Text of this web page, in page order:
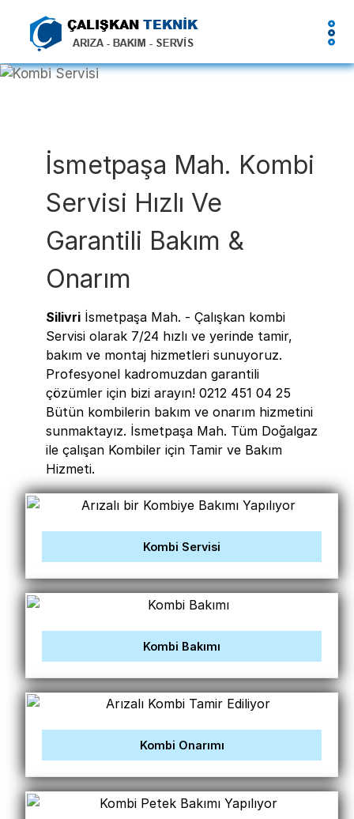
İsmetpaşa Mah. Kombi
Servisi Hızlı Ve
Garantili Bakım &
Onarım
Silivri İsmetpaşa Mah. - Çalışkan kombi
Servisi olarak 7/24 hızlı ve yerinde tamir,
bakım ve montaj hizmetleri sunuyoruz.
Profesyonel kadromuzdan garantili
çözümler için bizi arayın! 0212 451 04 25
Bütün kombilerin bakım ve onarım hizmetini
sunmaktayız. İsmetpaşa Mah. Tüm Doğalgaz
ile çalışan Kombiler için Tamir ve Bakım
Hizmeti.
Kombi Servisi
Kombi Bakımı
Kombi Onarımı